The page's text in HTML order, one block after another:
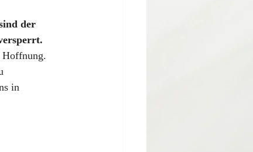
der
Hoffnung.
in